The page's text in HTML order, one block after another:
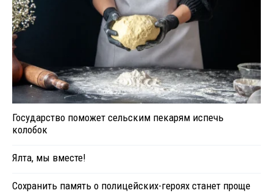
Государство поможет сельским пекарям испечь
колобок
Ялта, мы вместе!
Сохранить память о полицейских-героях станет проще